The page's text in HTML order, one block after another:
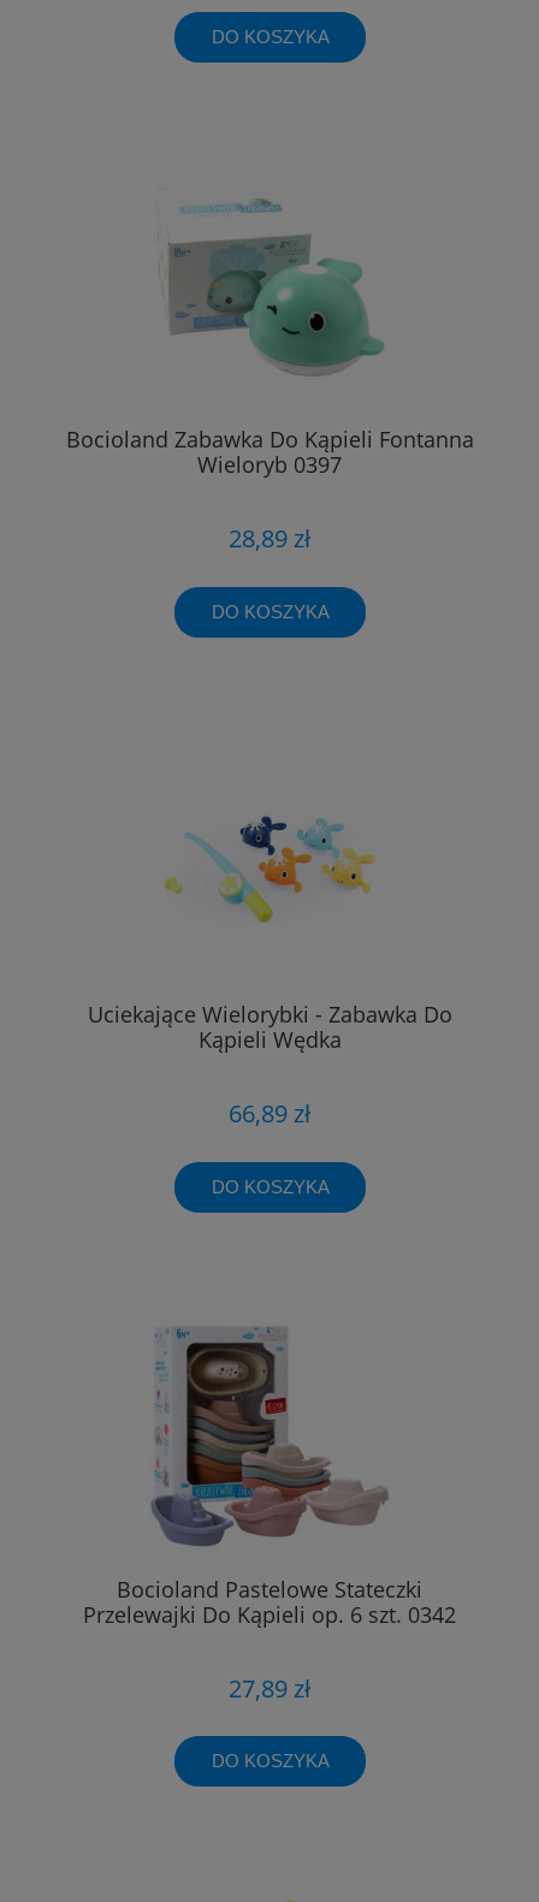
DO KOSZYKA
Bocioland Zabawka Do Kąpieli Fontanna
Wieloryb 0397
28,89 zł
DO KOSZYKA
Uciekające Wielorybki - Zabawka Do
Kąpieli Wędka
66,89 zł
DO KOSZYKA
Bocioland Pastelowe Stateczki
Przelewajki Do Kąpieli op. 6 szt. 0342
27,89 zł
DO KOSZYKA